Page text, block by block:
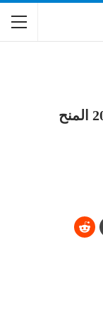
تخفيض تنسيق الجامعات الأهلية 2020 المنح